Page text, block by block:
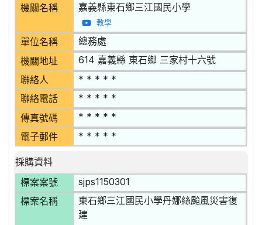
機關名稱 嘉義縣東石鄉三江國民小學
教學
單位名稱 總務處
機關地址 614 嘉義縣 東石鄉 三家村十六號
聯絡人 * * * * *
聯絡電話 * * * * *
傳真號碼 * * * * *
電子郵件 * * * * *
採購資料
標案案號
sjps1150301
標案名稱
東石鄉三江國民小學丹娜絲颱風災害復
建